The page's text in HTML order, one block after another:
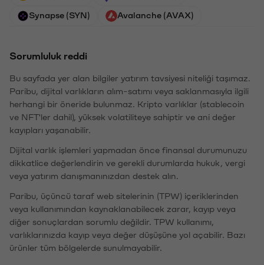
Synapse (SYN) Avalanche (AVAX)
Sorumluluk reddi
Bu sayfada yer alan bilgiler yatırım tavsiyesi niteliği taşımaz.
Paribu, dijital varlıkların alım-satımı veya saklanmasıyla ilgili
herhangi bir öneride bulunmaz. Kripto varlıklar (stablecoin
ve NFT'ler dahil), yüksek volatiliteye sahiptir ve ani değer
kayıpları yaşanabilir.
Dijital varlık işlemleri yapmadan önce finansal durumunuzu
dikkatlice değerlendirin ve gerekli durumlarda hukuk, vergi
veya yatırım danışmanınızdan destek alın.
Paribu, üçüncü taraf web sitelerinin (TPW) içeriklerinden
veya kullanımından kaynaklanabilecek zarar, kayıp veya
diğer sonuçlardan sorumlu değildir. TPW kullanımı,
varlıklarınızda kayıp veya değer düşüşüne yol açabilir. Bazı
ürünler tüm bölgelerde sunulmayabilir.